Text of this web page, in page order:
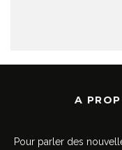
A
Pour parler des